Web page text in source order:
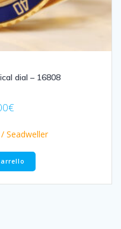
dial – 16808
€
Seadweller